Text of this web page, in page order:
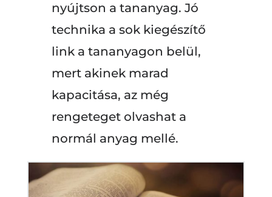
nyújtson a tananyag. Jó
technika a sok kiegészítő
link a tananyagon belül,
mert akinek marad
kapacitása, az még
rengeteget olvashat a
normál anyag mellé.